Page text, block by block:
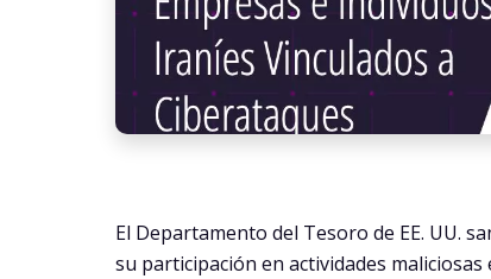
El Departamento del Tesoro de EE. UU.
su participación en actividades